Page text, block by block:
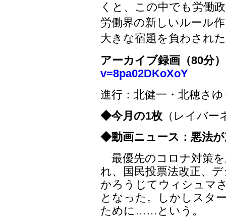
くと、この中でも労働
労働界の新しいルール
大きな宿題を負わされ
アーカイブ録画（80分
v=8pa02DKoXoY
進行：北健一・北穂さ
◆今月の1枚 （レイバ
◆動画ニュース：悪法
最優先のコロナ対策を
れ、国民投票法改正、
かろうじてウィシュマ
となった。しかしスタ
ために……という。